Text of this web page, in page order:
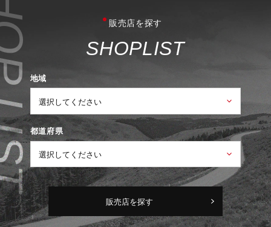
販売店を探す
SHOPLIST
地域
都道府県
販売店を探す